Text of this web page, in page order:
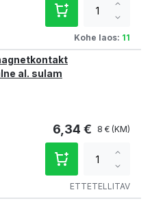
Kohe laos: 11
qty
al. sulam
6,34 € 8 €
ETTETELLITAV
qty